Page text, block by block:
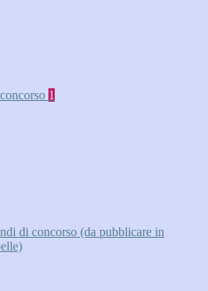
1
di concorso (da pubblicare in